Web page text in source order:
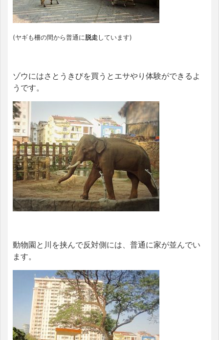
(ヤギも柵の間から普通に脱走しています)
ゾウにはさとうきびを買うとエサやり体験ができるよ
うです。
動物園と川を挟んで反対側には、普通に家が並んでい
ます。